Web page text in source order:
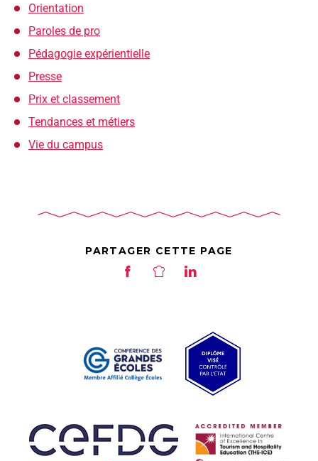
Orientation
Paroles de pro
Pédagogie expérientielle
Presse
Prix et classement
Tendances et métiers
Vie du campus
PARTAGER CETTE PAGE